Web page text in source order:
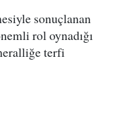
sonuçlanan
rol oynadığı
terfi